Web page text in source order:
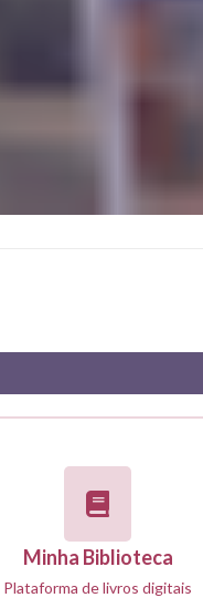
Minha Biblioteca
Plataforma de livros digitais